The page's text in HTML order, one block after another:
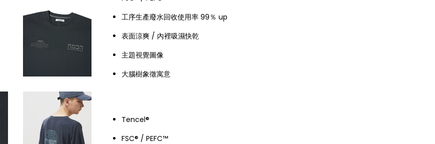
工序生產廢水回收使用率 99％ up
表面涼爽 / 內裡吸濕快乾
主題視覺圖像
大腦樹象徵寓意
Tencel®
FSC® / PEFC™